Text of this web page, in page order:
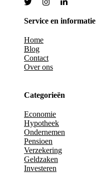
Service en informatie
Home
Blog
Contact
Over ons
Categorieën
Economie
Hypotheek
Ondernemen
Pensioen
Verzekering
Geldzaken
Investeren